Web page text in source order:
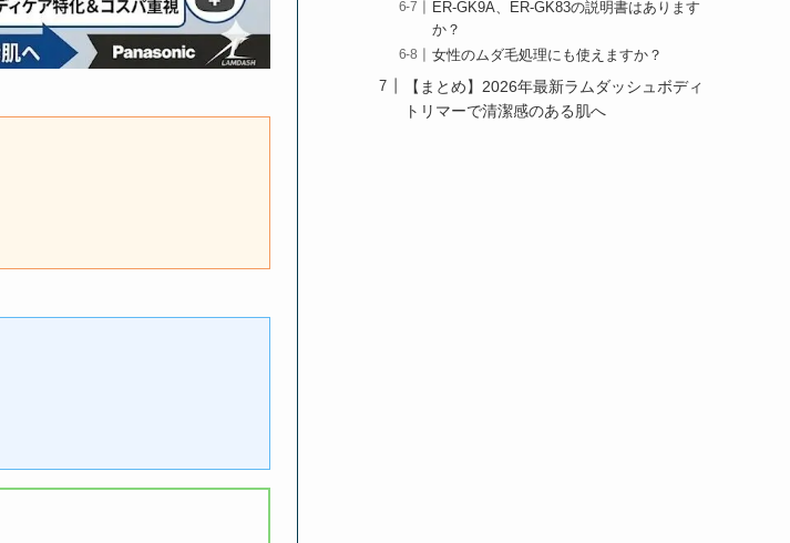
ER-GK9A、ER-GK83の説明書はあります
か？
女性のムダ毛処理にも使えますか？
【まとめ】2026年最新ラムダッシュボディ
トリマーで清潔感のある肌へ